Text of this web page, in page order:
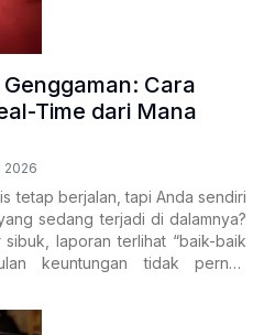
Cara
Time dari Mana
2026
tetap berjalan, tapi Anda sendiri
sedang terjadi di dalamnya?
laporan terlihat “baik-baik
keuntungan tidak pernah